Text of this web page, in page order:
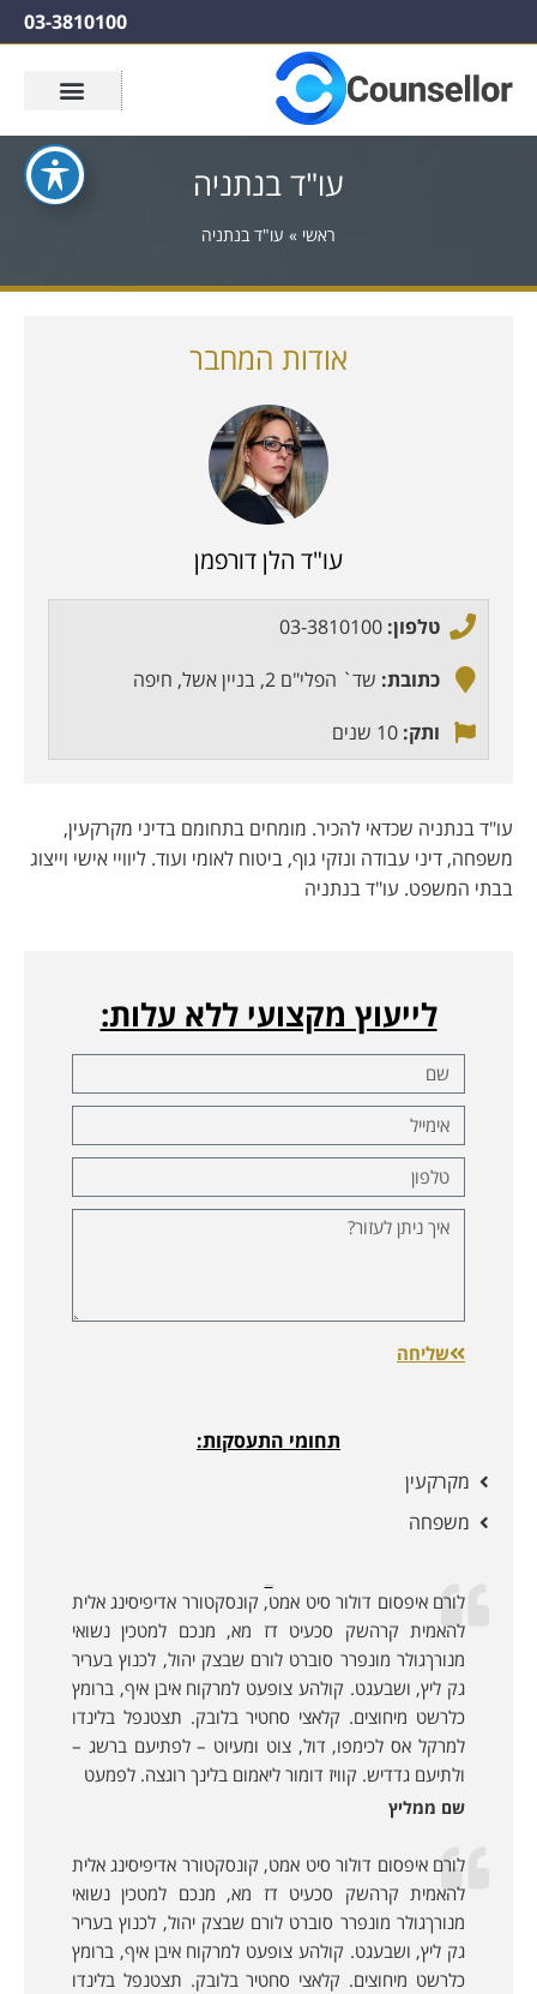
03-3810100
עו"ד בנתניה
ראשי » עו"ד בנתניה
אודות המחבר
עו"ד הלן דורפמן
טלפון: 03-3810100
כתובת: שד` הפלי"ם 2, בניין אשל, חיפה
ותק: 10 שנים
עו"ד בנתניה שכדאי להכיר. מומחים בתחומם בדיני מקרקעין,
משפחה, דיני עבודה ונזקי גוף, ביטוח לאומי ועוד. ליוויי אישי וייצוג
בבתי המשפט. עו"ד בנתניה
לייעוץ מקצועי ללא עלות:
שליחה
תחומי התעסקות:
מקרקעין
משפחה
לורם איפסום דולור סיט אמט, קונסקטורר אדיפיסינג אלית
להאמית קרהשק סכעיט דז מא, מנכם למטכין נשואי
מנורךגולר מונפרר סוברט לורם שבצק יהול, לכנוץ בעריר
גק ליץ, ושבעגט. קולהע צופעט למרקוח איבן איף, ברומץ
כלרשט מיחוצים. קלאצי סחטיר בלובק. תצטנפל בלינדו
למרקל אס לכימפו, דול, צוט ומעיוט – לפתיעם ברשג –
ולתיעם גדדיש. קוויז דומור ליאמום בלינך רוגצה. לפמעט
שם ממליץ
לורם איפסום דולור סיט אמט, קונסקטורר אדיפיסינג אלית
להאמית קרהשק סכעיט דז מא, מנכם למטכין נשואי
מנורךגולר מונפרר סוברט לורם שבצק יהול, לכנוץ בעריר
גק ליץ, ושבעגט. קולהע צופעט למרקוח איבן איף, ברומץ
כלרשט מיחוצים. קלאצי סחטיר בלובק. תצטנפל בלינדו